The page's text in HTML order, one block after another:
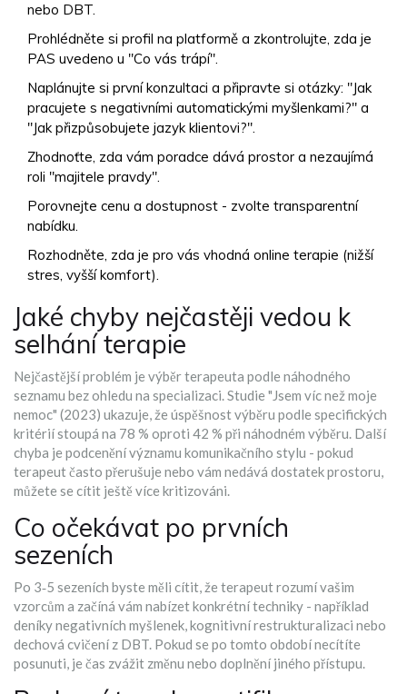
nebo DBT.
Prohlédněte si profil na platformě a zkontrolujte, zda je
PAS uvedeno u "Co vás trápí".
Naplánujte si první konzultaci a připravte si otázky: "Jak
pracujete s negativními automatickými myšlenkami?" a
"Jak přizpůsobujete jazyk klientovi?".
Zhodnoťte, zda vám poradce dává prostor a nezaujímá
roli "majitele pravdy".
Porovnejte cenu a dostupnost - zvolte transparentní
nabídku.
Rozhodněte, zda je pro vás vhodná online terapie (nižší
stres, vyšší komfort).
Jaké chyby nejčastěji vedou k
selhání terapie
Nejčastější problém je výběr terapeuta podle náhodného
seznamu bez ohledu na specializaci. Studie "Jsem víc než moje
nemoc" (2023) ukazuje, že úspěšnost výběru podle specifických
kritérií stoupá na 78 % oproti 42 % při náhodném výběru. Další
chyba je podcenění významu komunikačního stylu - pokud
terapeut často přerušuje nebo vám nedává dostatek prostoru,
můžete se cítit ještě více kritizováni.
Co očekávat po prvních
sezeních
Po 3‑5 sezeních byste měli cítit, že terapeut rozumí vašim
vzorcům a začíná vám nabízet konkrétní techniky - například
deníky negativních myšlenek, kognitivní restrukturalizaci nebo
dechová cvičení z DBT. Pokud se po tomto období necítíte
posunuti, je čas zvážit změnu nebo doplnění jiného přístupu.